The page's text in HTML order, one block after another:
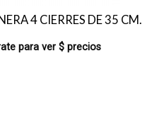
4 CIERRES DE 35 CM.
para ver $ precios